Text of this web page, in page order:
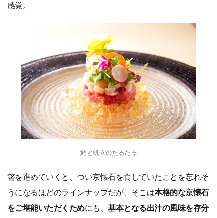
感覚。
鮪と帆立のたるたる
箸を進めていくと、つい京懐石を食していたことを忘れそ
うになるほどのラインナップだが、そこは本格的な京懐石
をご堪能いただくためにも、 基本となる出汁の風味を存分